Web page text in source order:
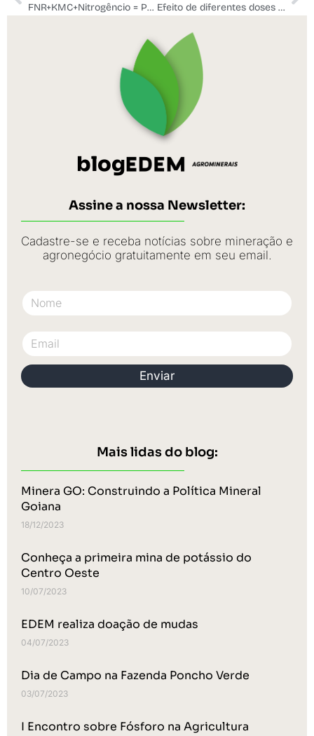
FNR+KMC+Nitrogêncio = Pasto verde e farto Efeito de diferentes doses de FNR e KMC em pasto de
blog
Assine a nossa Newsletter:
Cadastre-se e receba notícias sobre mineração e
agronegócio gratuitamente em seu email.
Enviar
Mais lidas do blog:
Minera GO: Construindo a Política Mineral
Goiana
18/12/2023
Conheça a primeira mina de potássio do
Centro Oeste
10/07/2023
EDEM realiza doação de mudas
04/07/2023
Dia de Campo na Fazenda Poncho Verde
03/07/2023
I Encontro sobre Fósforo na Agricultura